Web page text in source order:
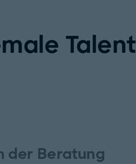
Talent
der Beratung